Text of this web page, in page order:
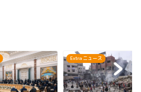
Extra ニュース